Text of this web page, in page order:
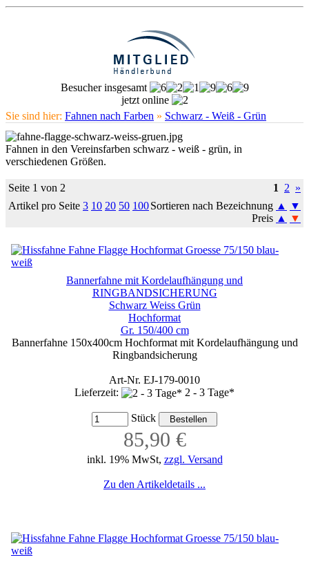
Besucher insgesamt
jetzt online
Sie sind hier: Fahnen nach Farben » Schwarz - Weiß - Grün
Fahnen in den Vereinsfarben schwarz - weiß - grün, in
verschiedenen Größen.
Seite 1 von 2 1 2 »
Artikel pro Seite 3 10 20 50 100Sortieren nach Bezeichnung ▲
▼
Preis ▲ ▼
Bannerfahne mit Kordelaufhängung und
RINGBANDSICHERUNG
Schwarz Weiss Grün
Hochformat
Gr. 150/400 cm
Bannerfahne 150x400cm Hochformat mit Kordelaufhängung und
Ringbandsicherung
Art-Nr. EJ-179-0010
Lieferzeit:
2 - 3 Tage*
Stück
85,90 €
inkl. 19% MwSt, zzgl. Versand
Zu den Artikeldetails ...